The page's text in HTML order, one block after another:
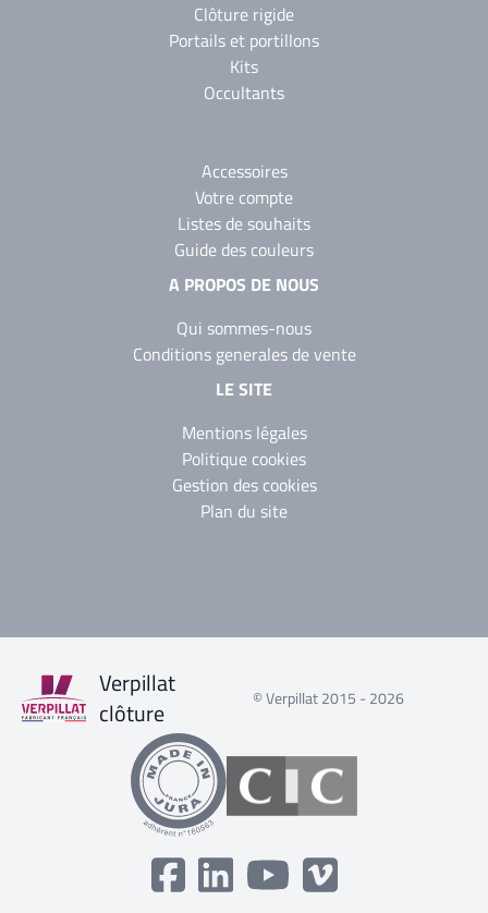
Clôture rigide
Portails et portillons
Kits
Occultants
Accessoires
Votre compte
Listes de souhaits
Guide des couleurs
A PROPOS DE NOUS
Qui sommes-nous
Conditions generales de vente
LE SITE
Mentions légales
Politique cookies
Gestion des cookies
Plan du site
Verpillat
clôture
© Verpillat 2015 - 2026